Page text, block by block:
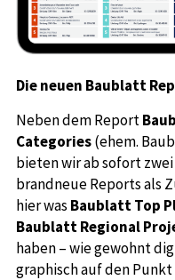
Die neuen Baublatt
Neben dem Report
Categories(ehem.
bieten wir ab sofort
brandneue Reports als
hier was Baublatt Top
Baublatt Regional
haben – wie gewohnt
graphisch auf den